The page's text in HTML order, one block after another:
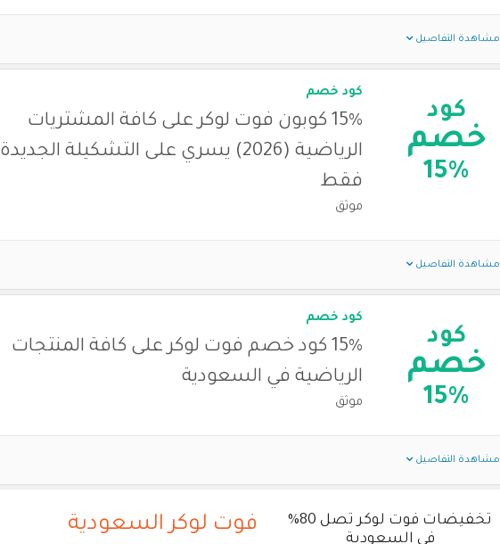
مشاهدة التفاصيل
كود
خصم
15%
كود خصم
15% كوبون فوت لوكر على كافة المشتريات
الرياضية (2026) يسري على التشكيلة الجديدة
فقط
موثق
مشاهدة التفاصيل
كود
خصم
15%
كود خصم
15% كود خصم فوت لوكر على كافة المنتجات
الرياضية في السعودية
موثق
مشاهدة التفاصيل
تخفيضات فوت لوكر تصل 80%
في السعودية
فوت لوكر السعودية